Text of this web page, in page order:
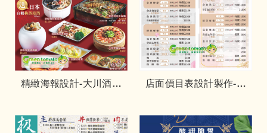
精緻海報設計-大川酒飽
店面價目表設計製作-美